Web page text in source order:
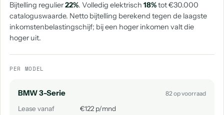
Bijtelling regulier22%. Volledig elektrisch 18%tot €30.000
cataloguswaarde. Netto bijtelling berekend tegen de laagste
inkomstenbelastingschijf; bij een hoger inkomen valt die
hoger uit.
PER MODEL
BMW 3-Serie 82 op voorraad
Lease vanaf
€122 p/mnd